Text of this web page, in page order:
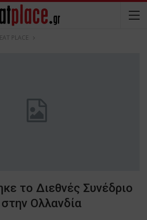
PLACE
το Διεθνές Συνέδριο
Ολλανδία